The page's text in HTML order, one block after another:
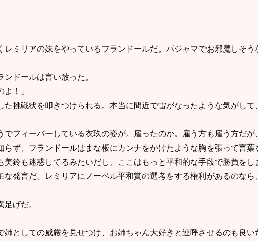
ミリアの妹をやっているフランドールだ。パジャマでお邪魔しそ
ドールは言い放った。
！」
挑戦状を叩きつけられる。本当に間近で雷がなったような気がして
フィーバーしている衣玖の姿が。雇ったのか。雇う方も雇う方だが
ず、フランドールはまな板にカンナをかけたような胸を張って言葉
鈴も迷惑してるみたいだし、ここはもっと平和的な手段で勝負をし
発言だ。レミリアにノーベル平和賞の選考をする権利があるのなら
げだ。
としての威厳を見せつけ、お姉ちゃん大好きと連呼させるのも良い